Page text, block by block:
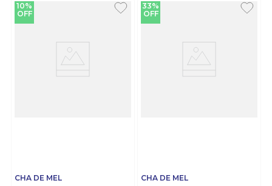
10%
OFF
CHA DE MEL
33%
OFF
CHA DE MEL